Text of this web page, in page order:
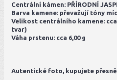
Centrální kámen: PŘÍRODNÍ
Barva kamene: převažují tóny
Velikost centrálního kamene: cca
tvar)
Váha prstenu: cca 6,00 g
Autentické foto, kupujete